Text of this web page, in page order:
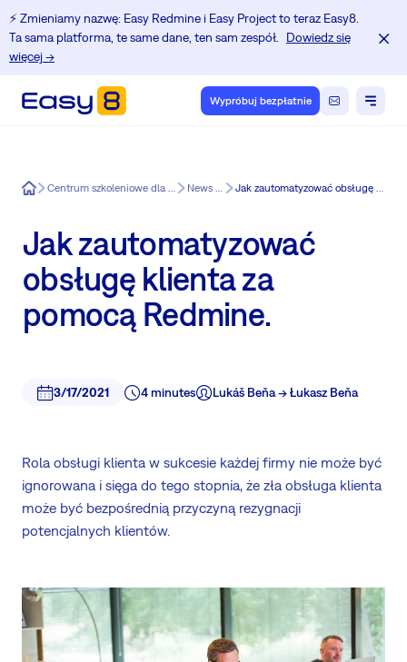
⚡️ Zmieniamy nazwę: Easy Redmine i Easy Project to teraz Easy8.
Ta sama platforma, te same dane, ten sam zespół.
Dowiedz się
więcej →
Wypróbuj bezpłatnie
Easy8 Centrum szkoleniowe dla użytkowników Redmine. News in Easy8 Jak zautomatyzować obsługę klienta za pomocą Redmine.
Jak zautomatyzować
obsługę klienta za
pomocą Redmine.
3/17/2021 4 minutes Lukáš Beňa -> Łukasz Beňa
Rola obsługi klienta w sukcesie każdej firmy nie może być
ignorowana i sięga do tego stopnia, że ​​zła obsługa klienta
może być bezpośrednią przyczyną rezygnacji
potencjalnych klientów.